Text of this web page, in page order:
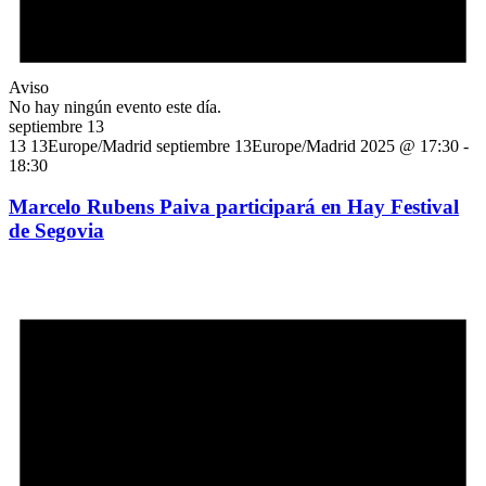
Aviso
No hay ningún evento este día.
septiembre 13
13 13Europe/Madrid septiembre 13Europe/Madrid 2025 @ 17:30 -
18:30
Marcelo Rubens Paiva participará en Hay Festival
de Segovia